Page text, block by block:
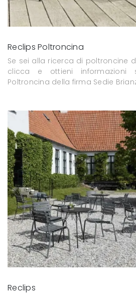
Reclips Poltroncina
Se sei alla ricerca di poltroncine
clicca e ottieni informazioni
Poltroncina della firma Sedie
Reclips